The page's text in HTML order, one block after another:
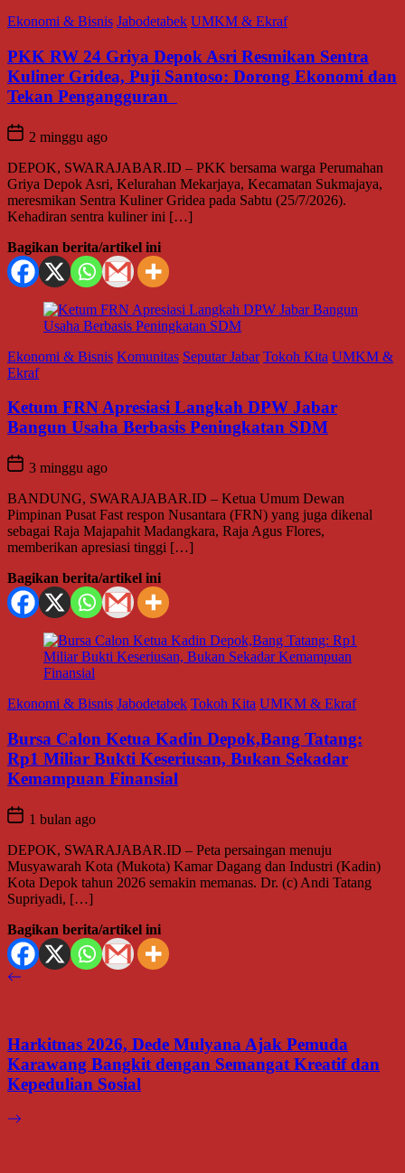
Ekonomi & Bisnis Jabodetabek UMKM & Ekraf
PKK RW 24 Griya Depok Asri Resmikan Sentra
Kuliner Gridea, Puji Santoso: Dorong Ekonomi dan
Tekan Pengangguran
2 minggu ago
DEPOK, SWARAJABAR.ID – PKK bersama warga Perumahan
Griya Depok Asri, Kelurahan Mekarjaya, Kecamatan Sukmajaya,
meresmikan Sentra Kuliner Gridea pada Sabtu (25/7/2026).
Kehadiran sentra kuliner ini […]
Bagikan berita/artikel ini
Ekonomi & Bisnis Komunitas Seputar Jabar Tokoh Kita UMKM &
Ekraf
Ketum FRN Apresiasi Langkah DPW Jabar
Bangun Usaha Berbasis Peningkatan SDM
3 minggu ago
BANDUNG, SWARAJABAR.ID – Ketua Umum Dewan
Pimpinan Pusat Fast respon Nusantara (FRN) yang juga dikenal
sebagai Raja Majapahit Madangkara, Raja Agus Flores,
memberikan apresiasi tinggi […]
Bagikan berita/artikel ini
Ekonomi & Bisnis Jabodetabek Tokoh Kita UMKM & Ekraf
Bursa Calon Ketua Kadin Depok,Bang Tatang:
Rp1 Miliar Bukti Keseriusan, Bukan Sekadar
Kemampuan Finansial
1 bulan ago
DEPOK, SWARAJABAR.ID – Peta persaingan menuju
Musyawarah Kota (Mukota) Kamar Dagang dan Industri (Kadin)
Kota Depok tahun 2026 semakin memanas. Dr. (c) Andi Tatang
Supriyadi, […]
Bagikan berita/artikel ini
Harkitnas 2026, Dede Mulyana Ajak Pemuda
Karawang Bangkit dengan Semangat Kreatif dan
Kepedulian Sosial